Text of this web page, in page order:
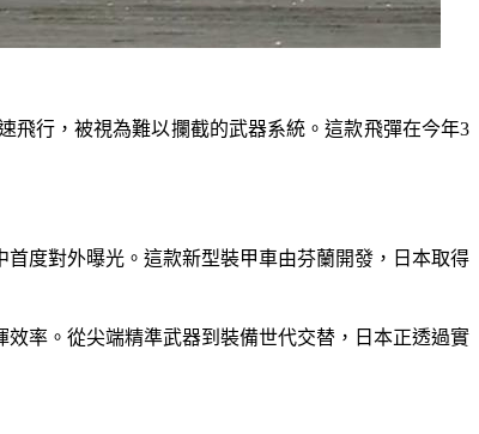
飛行，被視為難以攔截的武器系統。這款飛彈在今年3
度對外曝光。這款新型裝甲車由芬蘭開發，日本取得
率。從尖端精準武器到裝備世代交替，日本正透過實